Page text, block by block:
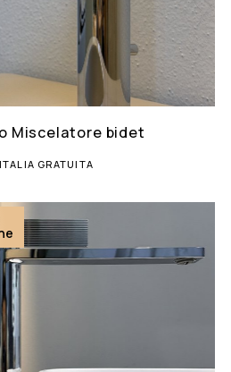
Miscelatore bidet
GRATUITA